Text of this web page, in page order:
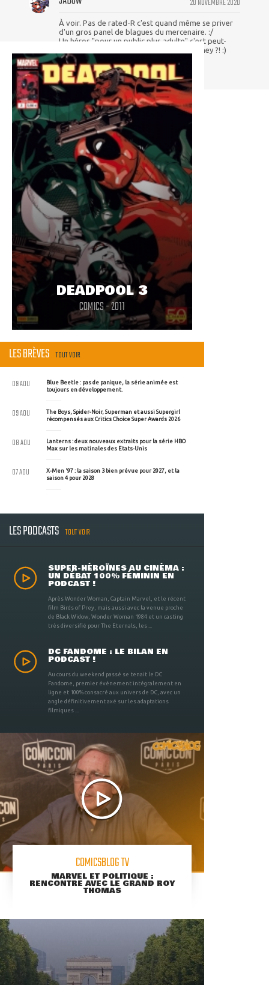
À voir. Pas de rated-R c'est quand même se priver
d'un gros panel de blagues du mercenaire. :/
Un héros "pour un public plus adulte" c'est peut-
être encore une stratégie viable pour Disney ?! :)
DEADPOOL 3
COMICS - 2011
LES BRÈVES TOUT VOIR
Blue Beetle : pas de panique, la série animée est
toujours en développement.
09 AOU
The Boys, Spider-Noir, Superman et aussi Supergirl
récompensés aux Critics Choice Super Awards 2026
09 AOU
Lanterns : deux nouveaux extraits pour la série HBO
Max sur les matinales des Etats-Unis
08 AOU
X-Men '97 : la saison 3 bien prévue pour 2027, et la
saison 4 pour 2028
07 AOU
LES PODCASTS TOUT VOIR
SUPER-HÉROÏNES AU CINÉMA :
UN DÉBAT 100% FÉMININ EN
PODCAST !
Après Wonder Woman, Captain Marvel, et le récent
film Birds of Prey, mais aussi avec la venue proche
de Black Widow, Wonder Woman 1984 et un casting
très diversifié pour The Eternals, les ...
DC FANDOME : LE BILAN EN
PODCAST !
Au cours du weekend passé se tenait le DC
Fandome, premier évènement intégralement en
ligne et 100% consacré aux univers de DC, avec un
angle définitivement axé sur les adaptations
filmiques ...
COMICSBLOG TV
MARVEL ET POLITIQUE :
RENCONTRE AVEC LE GRAND ROY
THOMAS